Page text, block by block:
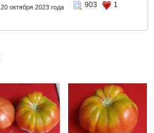
20 октября 2023 года 903
1